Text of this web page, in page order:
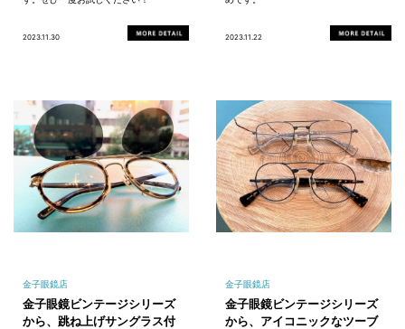
2023.11.30 2023.11.22
金子眼鏡店
金子眼鏡ビンテージシリーズ
から、跳ね上げサングラス付
金子眼鏡店
金子眼鏡ビンテージシリーズ
から、アイコニックなツーブ